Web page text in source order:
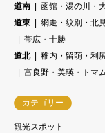
道南
函館・湯の川・
道東
網走・紋別・北
帯広・十勝
道北
稚内・留萌・利
富良野・美瑛・トマ
カテゴリー
観光スポット